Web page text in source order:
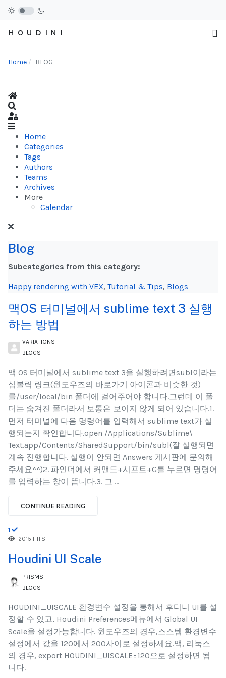
H O U D I N I
Home BLOG
Home
Sign In
Home
Categories
Tags
Authors
Teams
Archives
More
Calendar
Blog
Subcategories from this category:
Happy rendering with VEX, Tutorial & Tips, Blogs
맥OS 터미널에서 sublime text 3 실행
하는 방법
VARIATIONS
BLOGS
맥 OS 터미널에서 sublime text 3을 실행하려면subl이라는
심볼릭 링크(윈도우즈의 바로가기 아이콘과 비슷한 것)
를/user/local/bin 폴더에 걸어주어야 합니다.그런데 이 폴
더는 숨겨진 폴더라서 보통은 보이지 않게 되어 있습니다.1.
먼저 터미널에 다음 명령어를 입력해서 sublime text가 실
행되는지 확인합니다.open /Applications/Sublime\
Text.app/Contents/SharedSupport/bin/subl(잘 실행되면
계속 진행합니다. 실행이 안되면 Answers 게시판에 문의해
주세요^^)2. 파인더에서 커맨드+시프트+G를 누르면 명령어
를 입력하는 창이 뜹니다.3. 그 ...
CONTINUE READING
1
2015 HITS
Houdini UI Scale
PRISMS
BLOGS
​HOUDINI_UISCALE 환경변수 설정을 통해서 후디니 UI를 설
정할 수 있고, Houdini Preferences메뉴에서 Global UI
Scale을 설정가능합니다. 윈도우즈의 경우,스스템 환경변수
설정에서 값을 120에서 200사이로 설정하세요.맥, 리눅스
의 경우, export HOUDINI_UISCALE=120으로 설정하면 됩
니다.